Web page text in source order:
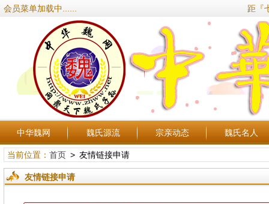
会员菜单加载中...... 距『
中华魏网 魏氏源流 宗亲动态 魏氏名人
当前位置： 首页> 友情链接申请
友情链接申请